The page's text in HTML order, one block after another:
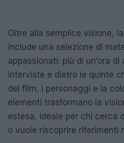
Oltre alla semplice visione,
include una selezione di
appassionati: più di un’ora
interviste e dietro le quinte
del film, i personaggi e la
elementi trasformano la
estesa, ideale per chi cerca
o vuole riscoprire riferimenti